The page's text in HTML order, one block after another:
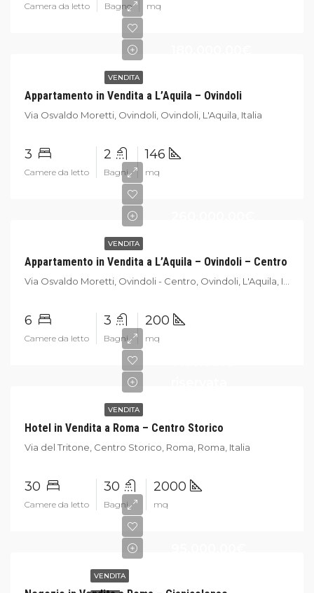
Camera da letto Bagno mq
VENDITA
Appartamento in Vendita a L’Aquila – Ovindoli
Via Osvaldo Moretti, Ovindoli, Ovindoli, L'Aquila, Italia
3
Camere da letto
2
Bagni
146
mq
VENDITA
Appartamento in Vendita a L’Aquila – Ovindoli – Centro
6
Camere da letto
3
Bagni
200
mq
VENDITA
Hotel in Vendita a Roma – Centro Storico
Via del Tritone, Centro Storico, Roma, Roma, Italia
30
Camere da letto
30
Bagni
2000
mq
VENDITA